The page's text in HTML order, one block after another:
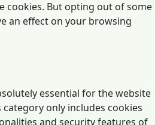
cookies. But opting out of some
an effect on your browsing
essential for the website
only includes cookies
and security features of